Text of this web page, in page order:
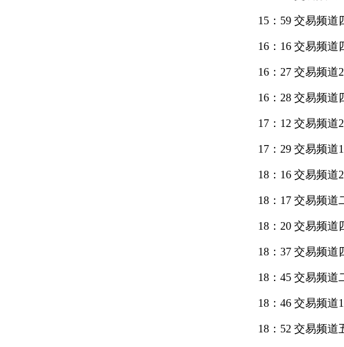
15：59 交易频道
16：16 交易频道
16：27 交易频道
16：28 交易频道
17：12 交易频道
17：29 交易频道
18：16 交易频道
18：17 交易频道
18：20 交易频道
18：37 交易频道
18：45 交易频
18：46 交易频道
18：52 交易频道